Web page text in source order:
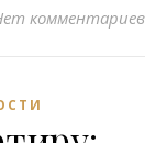
комментариев